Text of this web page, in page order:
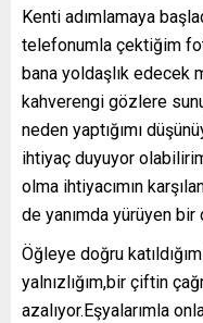
Kenti adımlamaya
telefonumla çektiğim
bana yoldaşlık edecek
kahverengi gözlere
neden yaptığımı
ihtiyaç duyuyor
olma ihtiyacımın
de yanımda yürüyen
Öğleye doğru
yalnızlığım,bir çiftin
azalıyor.Eşyalarımla